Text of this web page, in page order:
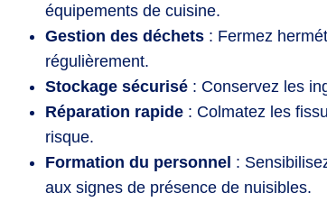
équipements de cuisine.
Gestion des déchets : Fermez
régulièrement.
Stockage sécurisé : Conservez les
Réparation rapide : Colmatez les
risque.
Formation du personnel :
aux signes de présence de nuisibles.